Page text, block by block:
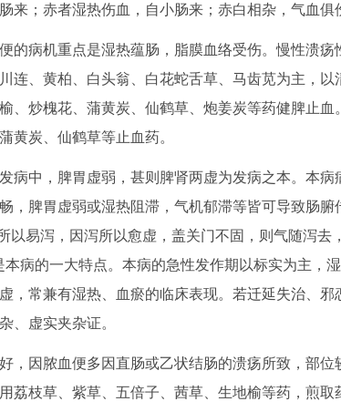
来；赤者湿热伤血，自小肠来；赤白相杂，气血俱
的病机重点是湿热蕴肠，脂膜血络受伤。慢性溃疡
连、黄柏、白头翁、白花蛇舌草、马齿苋为主，以
、炒槐花、蒲黄炭、仙鹤草、炮姜炭等药健脾止血
黄炭、仙鹤草等止血药。
病中，脾胃虚弱，甚则脾肾两虚为发病之本。本病
，脾胃虚弱或湿热阻滞，气机郁滞等皆可导致肠腑
以易泻，因泻所以愈虚，盖关门不固，则气随泻去
病的一大特点。本病的急性发作期以标实为主，
，常兼有湿热、血瘀的临床表现。若迁延失治、邪
、虚实夹杂证。
，因脓血便多因直肠或乙状结肠的溃疡所致，部位
荔枝草、紫草、五倍子、茜草、生地榆等药，煎取